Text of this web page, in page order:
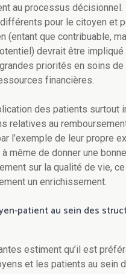
au processus
pour le citoyen et
(entant que contribuable,
devrait être impliqué
priorités en soins de
financières.
des patients surtout
relatives au
l’exemple de leur propre
même de donner une
sur la qualité de vie,
un enrichissement.
patient au sein des
estiment qu’il est
et les patients au sein